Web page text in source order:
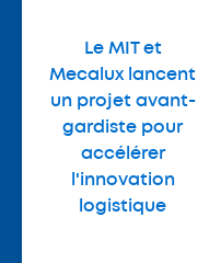
Le MIT et
Mecalux lancent
un projet avant-
gardiste pour
accélérer
l'innovation
logistique